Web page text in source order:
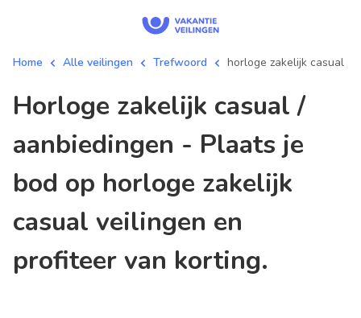
Home Alle veilingen Trefwoord horloge zakelijk casual
horloge zakelijk casual /
aanbiedingen - Plaats je
bod op horloge zakelijk
casual veilingen en
profiteer van korting.